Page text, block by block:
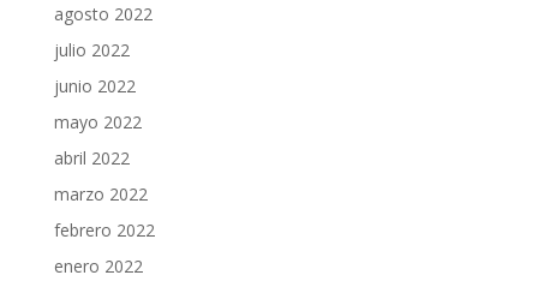
agosto 2022
julio 2022
junio 2022
mayo 2022
abril 2022
marzo 2022
febrero 2022
enero 2022